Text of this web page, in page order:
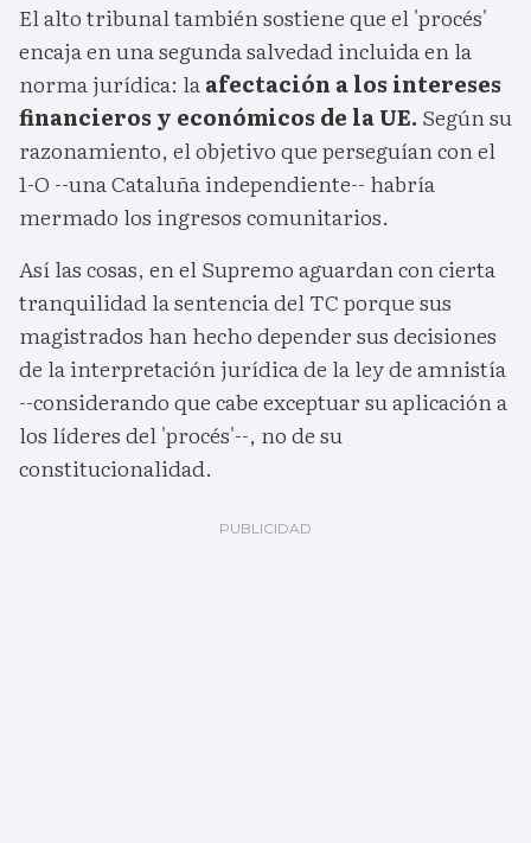
El alto tribunal también sostiene que el 'procés'
encaja en una segunda salvedad incluida en la
norma jurídica: laafectación a los intereses
financieros y económicos de la UE. Según su
razonamiento, el objetivo que perseguían con el
1-O --una Cataluña independiente-- habría
mermado los ingresos comunitarios.
Así las cosas, en el Supremo aguardan con cierta
tranquilidad la sentencia del TC porque sus
magistrados han hecho depender sus decisiones
de la interpretación jurídica de la ley de amnistía
--considerando que cabe exceptuar su aplicación a
los líderes del 'procés'--, no de su
constitucionalidad.